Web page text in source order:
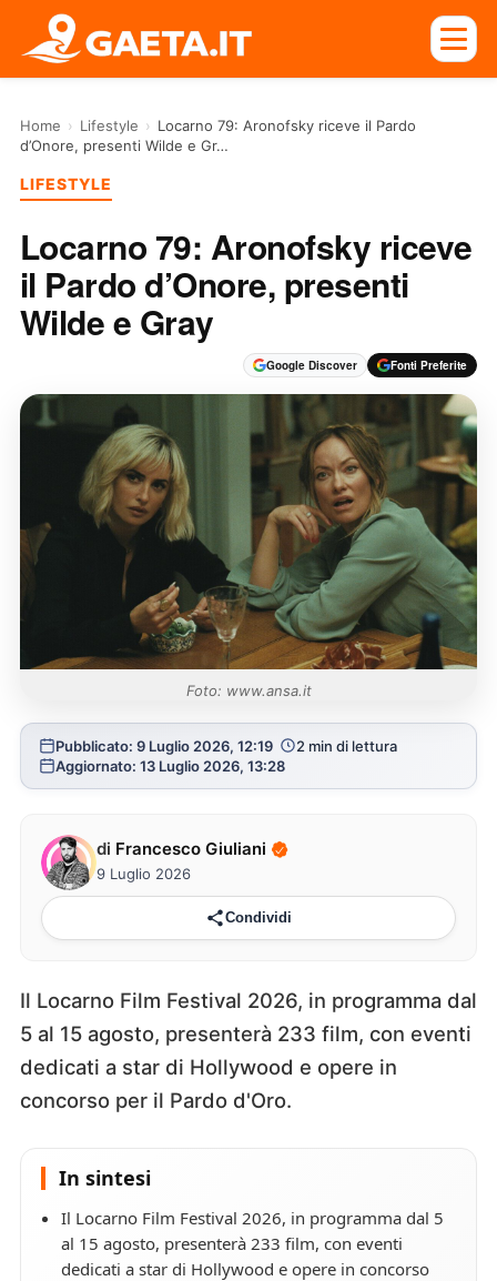
Home › Lifestyle › Locarno 79: Aronofsky riceve il Pardo
d’Onore, presenti Wilde e Gr…
LIFESTYLE
Locarno 79: Aronofsky riceve
il Pardo d’Onore, presenti
Wilde e Gray
Google Discover Fonti Preferite
Foto: www.ansa.it
Pubblicato: 9 Luglio 2026, 12:19
2 min di lettura
Aggiornato: 13 Luglio 2026, 13:28
di Francesco Giuliani
9 Luglio 2026
Condividi
Il Locarno Film Festival 2026, in programma dal
5 al 15 agosto, presenterà 233 film, con eventi
dedicati a star di Hollywood e opere in
concorso per il Pardo d'Oro.
In sintesi
Il Locarno Film Festival 2026, in programma dal 5
al 15 agosto, presenterà 233 film, con eventi
dedicati a star di Hollywood e opere in concorso